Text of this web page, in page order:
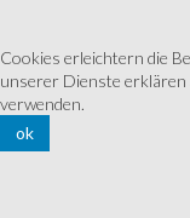
Cookies erleichtern die
unserer Dienste erklären
verwenden.
ok